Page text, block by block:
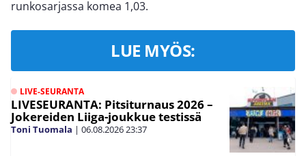
runkosarjassa komea 1,03.
LUE MYÖS:
LIVE-SEURANTA
LIVESEURANTA: Pitsiturnaus 2026 –
Jokereiden Liiga-joukkue testissä
Toni Tuomala | 06.08.202623:37